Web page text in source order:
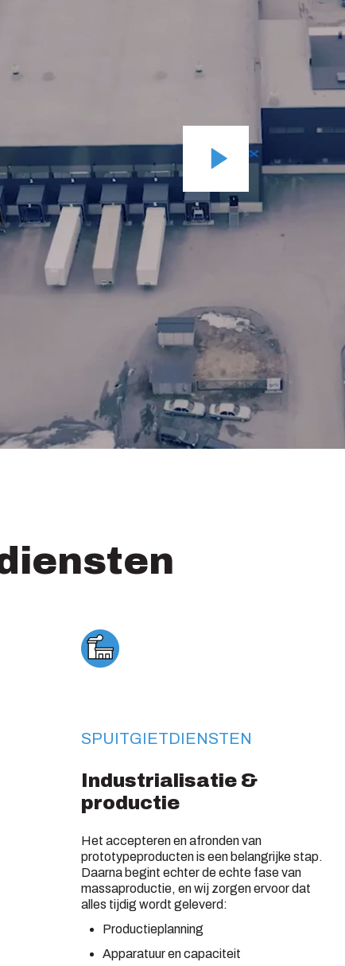
SPUITGIETDIENSTEN
Industrialisatie &
productie
Het accepteren en afronden van
prototypeproducten is een belangrijke stap.
Daarna begint echter de echte fase van
massaproductie, en wij zorgen ervoor dat
alles tijdig wordt geleverd:
Productieplanning
Apparatuur en capaciteit